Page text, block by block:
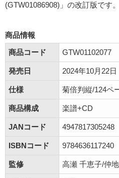
(GTW01086908)」の改訂版です。
商品情報
商品コード
GTW01102077
発売日 2024年10月22日
仕様 菊倍判縦/124ペ
商品構成 楽譜+CD
JANコード 4947817305248
ISBNコード 9784636117240
監修 高瀬 千恵子/仲